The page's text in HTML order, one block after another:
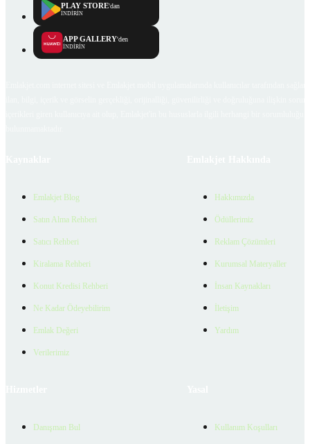
PLAY STORE'dan
İNDİRİN
APP GALLERY'den
İNDİRİN
Emlakjet Blog
Satın Alma Rehberi
Satıcı Rehberi
Kiralama Rehberi
Konut Kredisi Rehberi
Ne Kadar Ödeyebilirim
Emlak Değeri
Verilerimiz
Hakkımızda
Ödüllerimiz
Reklam Çözümleri
Kurumsal Materyaller
İnsan Kaynakları
İletişim
Yardım
Danışman Bul Kullanım Koşulları